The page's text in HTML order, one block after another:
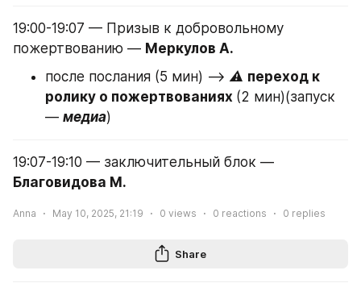
19:00-19:07 — Призыв к добровольному
пожертвованию — Меркулов А.
после послания (5 мин) —> ⚠️ переход к
ролику о пожертвованиях (2 мин)(запуск
— медиа)
Благовидова М.
Anna May 10, 2025, 21:19 0 views 0 reactions 0 replies
Share